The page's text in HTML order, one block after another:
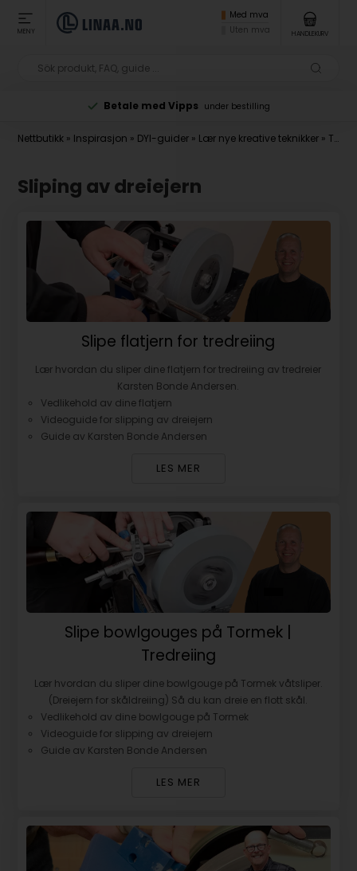
MENY
Med mva
Uten mva
HANDLEKURV
MOA 299 NOK
Nettbutikk » Inspirasjon » DYI-guider » Lær nye kreative teknikker » Tredreiingsteknikker
Sliping av dreiejern
Slipe flatjern for tredreiing
Lær hvordan du sliper dine flatjern for tredreiing av tredreier
Karsten Bonde Andersen.
Vedlikehold av dine flatjern
Videoguide for slipping av dreiejern
Guide av Karsten Bonde Andersen
LES MER
Slipe bowlgouges på Tormek |
Tredreiing
Lær hvordan du sliper dine bowlgouge på Tormek våtsliper.
(Dreiejern for skåldreiing) Så du kan dreie en flott skål.
Vedlikehold av dine bowlgouge på Tormek
Videoguide for slipping av dreiejern
Guide av Karsten Bonde Andersen
LES MER